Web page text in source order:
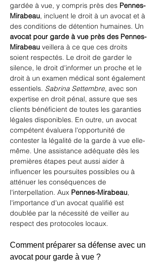
gardée à vue, y compris près des Pennes-
Mirabeau, incluent le droit à un avocat et à
des conditions de détention humaines. Un
avocat pour garde à vue près des Pennes-
Mirabeau veillera à ce que ces droits
soient respectés. Le droit de garder le
silence, le droit d'informer un proche et le
droit à un examen médical sont également
essentiels. Sabrina Settembre, avec son
expertise en droit pénal, assure que ses
clients bénéficient de toutes les garanties
légales disponibles. En outre, un avocat
compétent évaluera l'opportunité de
contester la légalité de la garde à vue elle-
même. Une assistance adéquate dès les
premières étapes peut aussi aider à
influencer les poursuites possibles ou à
atténuer les conséquences de
l'interpellation. Aux Pennes-Mirabeau,
l'importance d'un avocat qualifié est
doublée par la nécessité de veiller au
respect des protocoles locaux.
Comment préparer sa défense avec un
avocat pour garde à vue ?